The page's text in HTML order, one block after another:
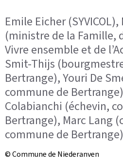
Emile Eicher (SYVICOL),
(ministre de la Famille,
Vivre ensemble et de
Smit-Thijs
Bertrange), Youri De
commune de
Colabianchi (échevin,
Bertrange), Marc Lang
commune de Bertrange)
© Commune de Niederanven